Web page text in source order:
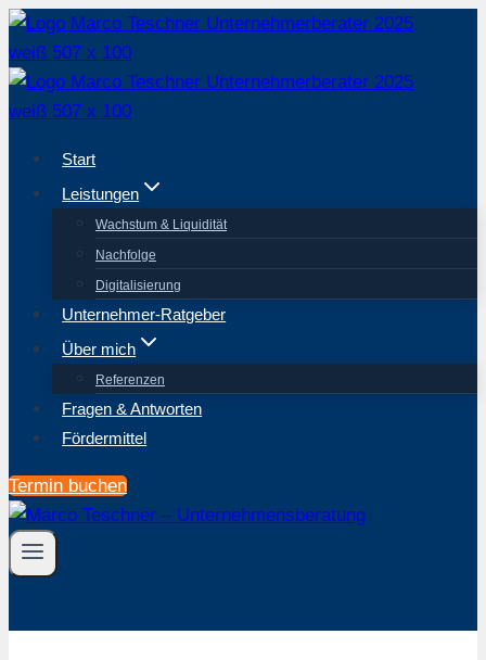
Zum
Inhalt
springen
Start
Leistungen
Wachstum & Liquidität
Nachfolge
Digitalisierung
Unternehmer-Ratgeber
Über mich
Referenzen
Fragen & Antworten
Fördermittel
Termin buchen